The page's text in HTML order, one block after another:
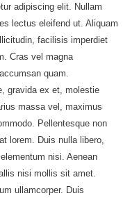
adipiscing elit. Nullam
lectus eleifend ut. Aliquam
facilisis imperdiet
Cras vel magna
quam.
gravida ex et, molestie
massa vel, maximus
Pellentesque non
lorem. Duis nulla libero,
nisi. Aenean
nisi mollis sit amet.
ullamcorper. Duis